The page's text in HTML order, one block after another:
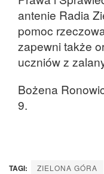
antenie Radia
pomoc
zapewni także
uczniów z
Bożena
9.
TAGI: ZIELONA GÓRA